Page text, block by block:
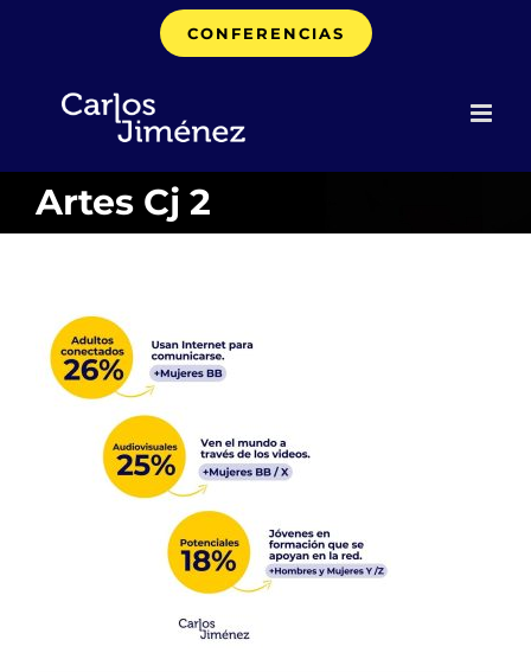
CONFERENCIAS
Artes Cj 2